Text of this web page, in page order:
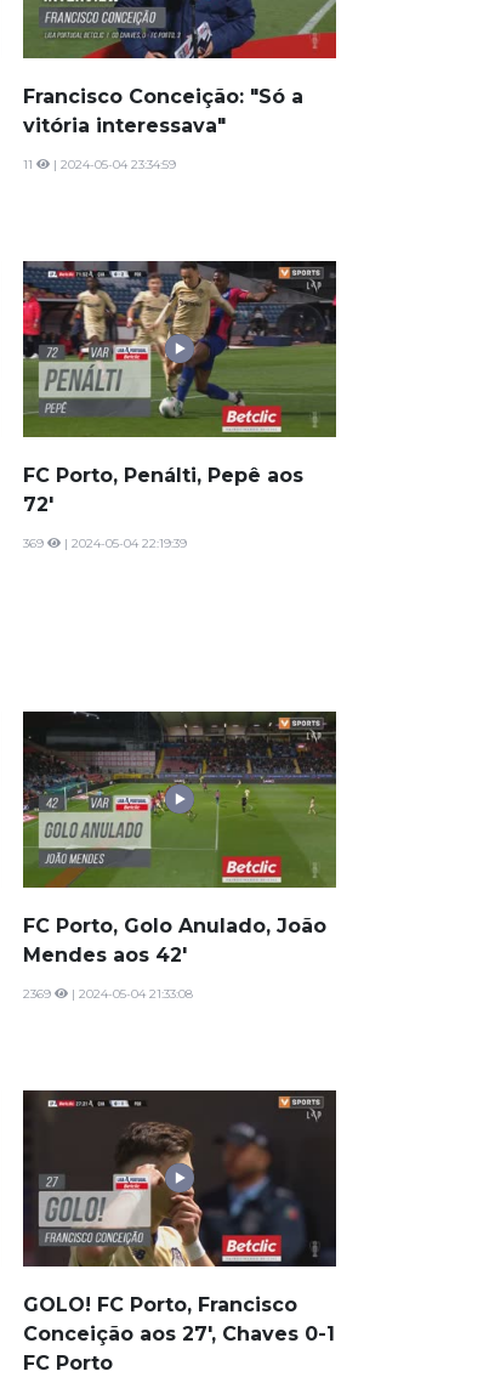
Francisco Conceição: "Só a
vitória interessava"
11 | 2024-05-04 23:34:59
FC Porto, Penálti, Pepê aos
72'
369 | 2024-05-04 22:19:39
FC Porto, Golo Anulado, João
Mendes aos 42'
2369 | 2024-05-04 21:33:08
GOLO! FC Porto, Francisco
Conceição aos 27', Chaves 0-1
FC Porto